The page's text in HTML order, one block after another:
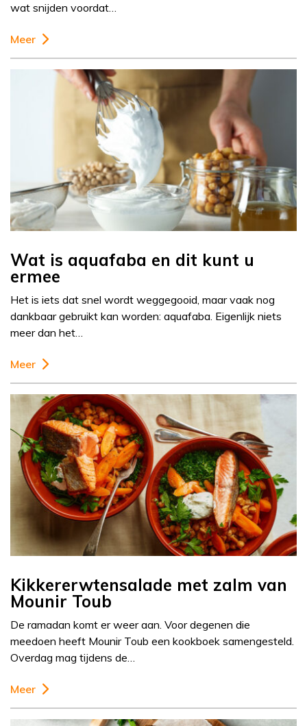
wat snijden voordat…
Meer
Wat is aquafaba en dit kunt u
ermee
Het is iets dat snel wordt weggegooid, maar vaak nog
dankbaar gebruikt kan worden: aquafaba. Eigenlijk niets
meer dan het…
Meer
Kikkererwtensalade met zalm van
Mounir Toub
De ramadan komt er weer aan. Voor degenen die
meedoen heeft Mounir Toub een kookboek samengesteld.
Overdag mag tijdens de…
Meer